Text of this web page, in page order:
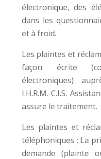
électronique, des
dans les
et à froid.
Les plaintes et
façon écrite
électroniques)
I.H.R.M.-C.I.S.
assure le traitement.
Les plaintes et
téléphoniques : La
demande (plainte